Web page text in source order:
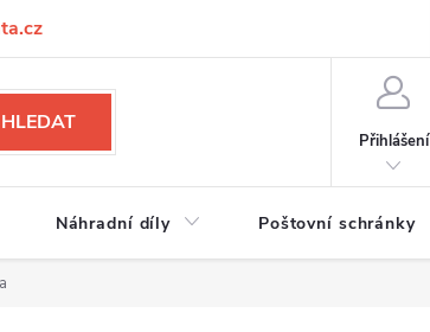
HLEDAT
Přihlášení
Náhradní díly Poštovní schránky